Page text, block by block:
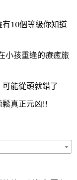
10個等級你知道
小孩重逢的療癒旅
能從頭就錯了
真正元凶!!